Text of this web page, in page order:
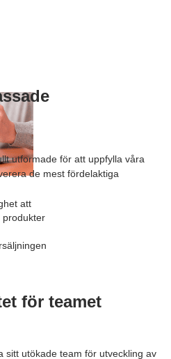
att
produkter
utformade för att uppfylla våra
de mest fördelaktiga
för teamet
sitt utökade team för utveckling av